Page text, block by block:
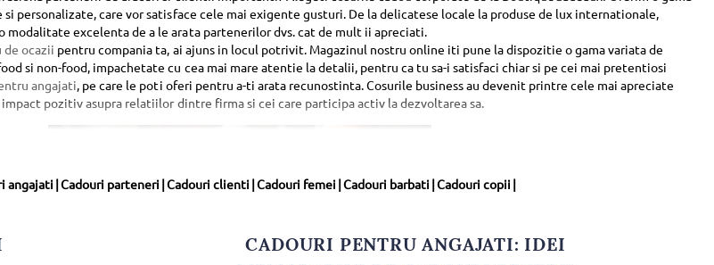
personalizate, care vor satisface cele mai exigente gusturi. De la delicatese locale la produse de lux internationale,
modalitate excelenta de a le arata partenerilor dvs. cat de mult ii apreciati.
de ocazii pentru compania ta, ai ajuns in locul potrivit. Magazinul nostru online iti pune la dispozitie o gama variata de
si non-food, impachetate cu cea mai mare atentie la detalii, pentru ca tu sa-i satisfaci chiar si pe cei mai pretentiosi
angajati, pe care le poti oferi pentru a-ti arata recunostinta. Cosurile business au devenit printre cele mai apreciate
pozitiv asupra relatiilor dintre firma si cei care participa activ la dezvoltarea sa.
angajati Cadouri parteneri Cadouri clienti Cadouri femei Cadouri barbati Cadouri copii
CADOURI PENTRU ANGAJATI: IDEI